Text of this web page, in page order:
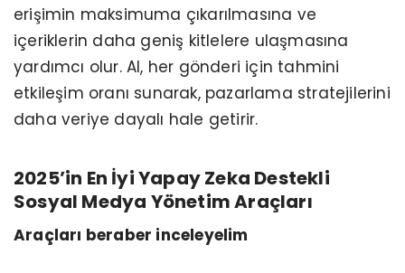
erişimin maksimuma çıkarılmasına ve
içeriklerin daha geniş kitlelere ulaşmasına
yardımcı olur. AI, her gönderi için tahmini
etkileşim oranı sunarak, pazarlama stratejilerini
daha veriye dayalı hale getirir.
2025’in En İyi Yapay Zeka Destekli
Sosyal Medya Yönetim Araçları
Araçları beraber inceleyelim